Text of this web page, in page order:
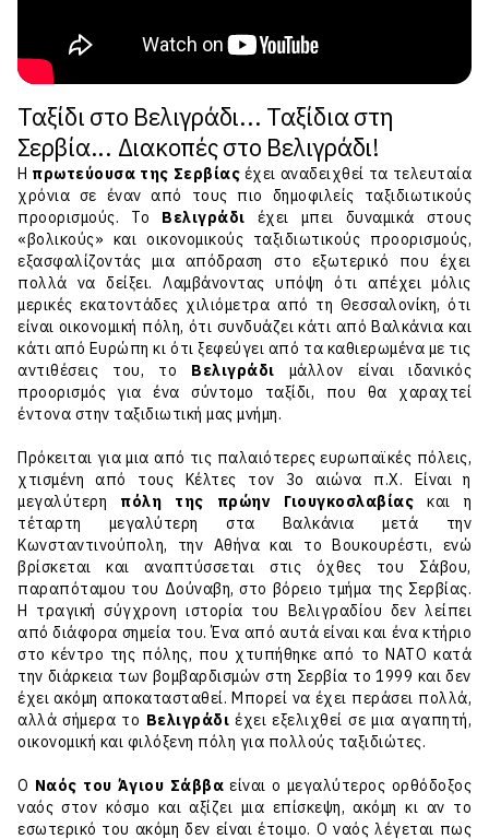
Ταξίδι στο Βελιγράδι... Ταξίδια στη
Σερβία... Διακοπές στο Βελιγράδι!
Η πρωτεύουσα της Σερβίας έχει αναδειχθεί τα τελευταία
χρόνια σε έναν από τους πιο δημοφιλείς ταξιδιωτικούς
προορισμούς. Το Βελιγράδι έχει μπει δυναμικά στους
«βολικούς» και οικονομικούς ταξιδιωτικούς προορισμούς,
εξασφαλίζοντάς μια απόδραση στο εξωτερικό που έχει
πολλά να δείξει. Λαμβάνοντας υπόψη ότι απέχει μόλις
μερικές εκατοντάδες χιλιόμετρα από τη Θεσσαλονίκη, ότι
είναι οικονομική πόλη, ότι συνδυάζει κάτι από Βαλκάνια και
κάτι από Ευρώπη κι ότι ξεφεύγει από τα καθιερωμένα με τις
αντιθέσεις του, το Βελιγράδι μάλλον είναι ιδανικός
προορισμός για ένα σύντομο ταξίδι, που θα χαραχτεί
έντονα στην ταξιδιωτική μας μνήμη.
Πρόκειται για μια από τις παλαιότερες ευρωπαϊκές πόλεις,
χτισμένη από τους Κέλτες τον 3ο αιώνα π.Χ. Είναι η
μεγαλύτερη πόλη της πρώην Γιουγκοσλαβίας και η
τέταρτη μεγαλύτερη στα Βαλκάνια μετά την
Κωνσταντινούπολη, την Αθήνα και το Βουκουρέστι, ενώ
βρίσκεται και αναπτύσσεται στις όχθες του Σάβου,
παραπόταμου του Δούναβη, στο βόρειο τμήμα της Σερβίας.
Η τραγική σύγχρονη ιστορία του Βελιγραδίου δεν λείπει
από διάφορα σημεία του. Ένα από αυτά είναι και ένα κτήριο
στο κέντρο της πόλης, που χτυπήθηκε από το ΝΑΤΟ κατά
την διάρκεια των βομβαρδισμών στη Σερβία το 1999 και δεν
έχει ακόμη αποκατασταθεί. Μπορεί να έχει περάσει πολλά,
αλλά σήμερα το Βελιγράδι έχει εξελιχθεί σε μια αγαπητή,
οικονομική και φιλόξενη πόλη για πολλούς ταξιδιώτες.
Ο Ναός του Άγιου Σάββα είναι ο μεγαλύτερος ορθόδοξος
ναός στον κόσμο και αξίζει μια επίσκεψη, ακόμη κι αν το
εσωτερικό του ακόμη δεν είναι έτοιμο. Ο ναός λέγεται πως